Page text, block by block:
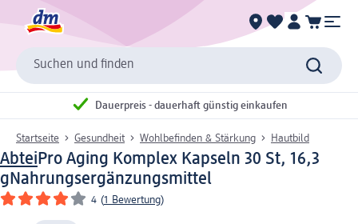
Suchen und finden
Dauerpreis - dauerhaft günstig einkaufen
Startseite Gesundheit Wohlbefinden & Stärkung Hautbild
AbteiPro Aging Komplex Kapseln 30 St, 16,3
gNahrungsergänzungsmittel
4 (1 Bewertung)